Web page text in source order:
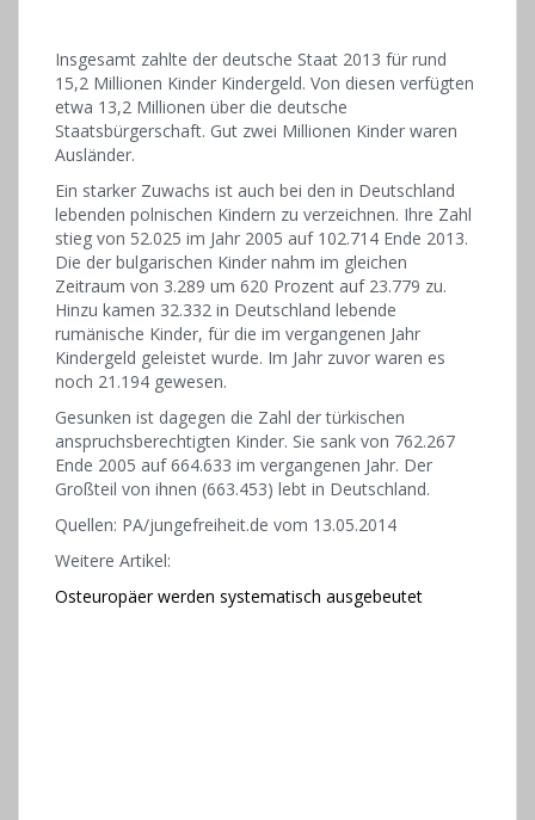
Insgesamt zahlte der deutsche Staat 2013 für rund
15,2 Millionen Kinder Kindergeld. Von diesen verfügten
etwa 13,2 Millionen über die deutsche
Staatsbürgerschaft. Gut zwei Millionen Kinder waren
Ausländer.
Ein starker Zuwachs ist auch bei den in Deutschland
lebenden polnischen Kindern zu verzeichnen. Ihre Zahl
stieg von 52.025 im Jahr 2005 auf 102.714 Ende 2013.
Die der bulgarischen Kinder nahm im gleichen
Zeitraum von 3.289 um 620 Prozent auf 23.779 zu.
Hinzu kamen 32.332 in Deutschland lebende
rumänische Kinder, für die im vergangenen Jahr
Kindergeld geleistet wurde. Im Jahr zuvor waren es
noch 21.194 gewesen.
Gesunken ist dagegen die Zahl der türkischen
anspruchsberechtigten Kinder. Sie sank von 762.267
Ende 2005 auf 664.633 im vergangenen Jahr. Der
Großteil von ihnen (663.453) lebt in Deutschland.
Quellen: PA/jungefreiheit.de vom 13.05.2014
Weitere Artikel:
Osteuropäer werden systematisch ausgebeutet